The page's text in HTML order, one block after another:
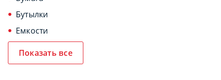
Бутылки
Емкости
Показать все